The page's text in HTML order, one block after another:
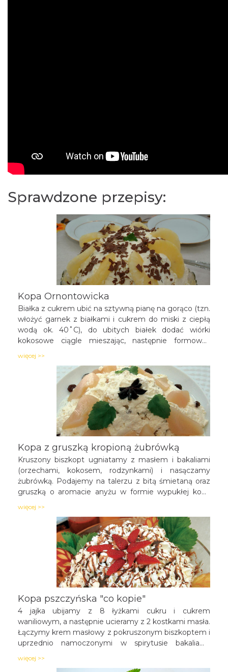
Sprawdzone przepisy:
Kopa Ornontowicka
Białka z cukrem ubić na sztywną pianę na gorąco (tzn.
włożyć garnek z białkami i cukrem do miski z ciepłą
wodą ok. 40˚C), do ubitych białek dodać wiórki
kokosowe ciągle mieszając, następnie formować
najmniejszego (aby potem można było nadać ciastu
kształt kopca) na formie wyłożonej papierem i piec w
piekarniku rozgrzanym do 180˚C.
więcej >>
Kopa z gruszką kropioną żubrówką
Kruszony biszkopt ugniatamy z masłem i bakaliami
(orzechami, kokosem, rodzynkami) i nasączamy
żubrówką. Podajemy na talerzu z bitą śmietaną oraz
gruszką o aromacie anyżu w formie wypukłej kopy
więcej >>
Kopa pszczyńska "co kopie"
4 jajka ubijamy z 8 łyżkami cukru i cukrem
waniliowym, a następnie ucieramy z 2 kostkami masła.
Łączymy krem masłowy z pokruszonym biszkoptem i
uprzednio namoczonymi w spirytusie bakaliami.
owocami. Podajemy z małą kawą.
więcej >>